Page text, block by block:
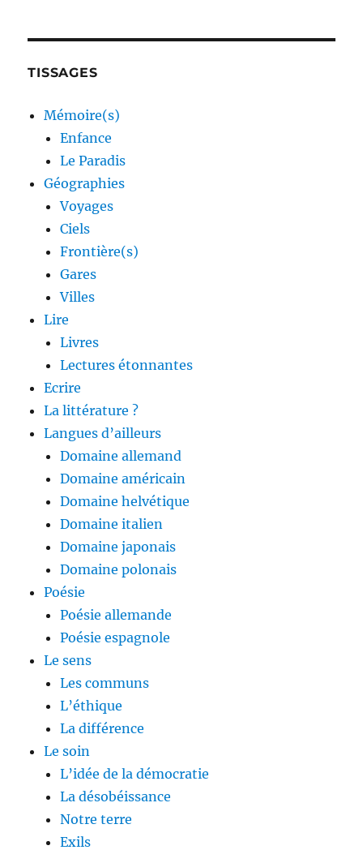
TISSAGES
Mémoire(s)
Enfance
Le Paradis
Géographies
Voyages
Ciels
Frontière(s)
Gares
Villes
Lire
Livres
Lectures étonnantes
Ecrire
La littérature ?
Langues d’ailleurs
Domaine allemand
Domaine américain
Domaine helvétique
Domaine italien
Domaine japonais
Domaine polonais
Poésie
Poésie allemande
Poésie espagnole
Le sens
Les communs
L’éthique
La différence
Le soin
L’idée de la démocratie
La désobéissance
Notre terre
Exils